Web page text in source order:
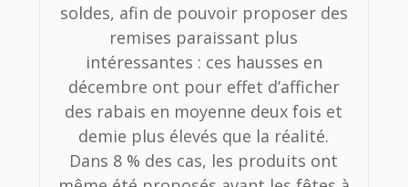
soldes, afin de pouvoir proposer des
remises paraissant plus
intéressantes : ces hausses en
décembre ont pour effet d’afficher
des rabais en moyenne deux fois et
demie plus élevés que la réalité.
Dans 8 % des cas, les produits ont